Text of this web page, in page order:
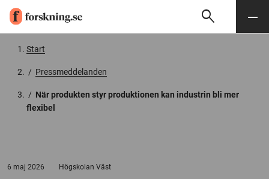
Söksearch Meny
Start
/ Pressmeddelanden
/ När produkten styr produktionen kan industrin bli mer
flexibel
6 maj 2026 Högskolan Väst